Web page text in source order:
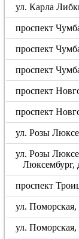
ул. Карла
проспект
проспект
проспект
проспект
проспект
ул. Розы
ул. Розы
Люксембург,
проспект
ул. Поморская,
ул. Поморская,